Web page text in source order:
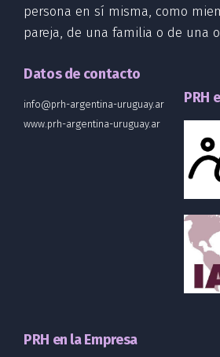
persona en sí misma, como
pareja, de una familia o de una
Datos de contacto
info@prh-argentina-uruguay.ar
www.prh-argentina-uruguay.ar
PRH
PRH en la Empresa